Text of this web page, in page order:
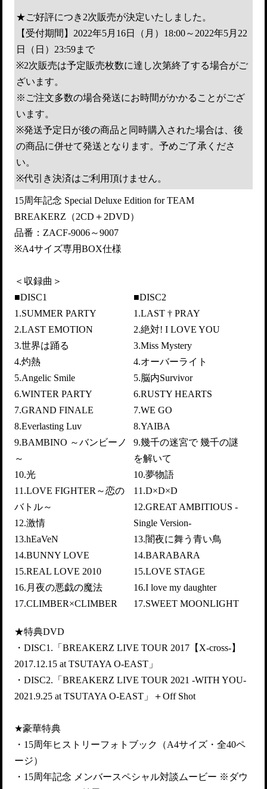
★ご好評につき2次販売が決定いたしました。
【受付期間】2022年5月16日（月）18:00～2022年5月22
日（日）23:59まで
※2次販売は予定販売枚数に達し次第終了する場合がご
ざいます。
※ご注文多数の場合発送にお時間がかかることがござ
います。
※発送予定日が後の商品と同時購入された場合は、後
の商品に併せて発送となります。予めご了承くださ
い。
※代引き決済はご利用頂けません。
15周年記念 Special Deluxe Edition for TEAM
BREAKERZ（2CD＋2DVD）
品番：ZACF-9006～9007
※A4サイズ専用BOX仕様
＜収録曲＞
■DISC1
1.SUMMER PARTY
2.LAST EMOTION
3.世界は踊る
4.灼熱
5.Angelic Smile
6.WINTER PARTY
7.GRAND FINALE
8.Everlasting Luv
9.BAMBINO ～バンビーノ
～
10.光
11.LOVE FIGHTER～恋の
バトル～
12.激情
13.hEaVeN
14.BUNNY LOVE
15.REAL LOVE 2010
16.月夜の悪戯の魔法
17.CLIMBER×CLIMBER
■DISC2
1.LAST † PRAY
2.絶対! I LOVE YOU
3.Miss Mystery
4.オーバーライト
5.脳内Survivor
6.RUSTY HEARTS
7.WE GO
8.YAIBA
9.幾千の迷宮で 幾千の謎
を解いて
10.夢物語
11.D×D×D
12.GREAT AMBITIOUS -
Single Version-
13.闇夜に舞う青い鳥
14.BARABARA
15.LOVE STAGE
16.I love my daughter
17.SWEET MOONLIGHT
★特典DVD
・DISC1.「BREAKERZ LIVE TOUR 2017【X-cross-】
2017.12.15 at TSUTAYA O-EAST」
・DISC2.「BREAKERZ LIVE TOUR 2021 -WITH YOU-
2021.9.25 at TSUTAYA O-EAST」＋Off Shot
★豪華特典
・15周年ヒストリーフォトブック（A4サイズ・全40ペ
ージ）
・15周年記念 メンバースペシャル対談ムービー ※ダウ